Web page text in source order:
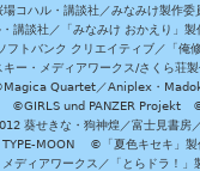
コハル・講談社／みなみけ製作
講談社／「みなみけ おかえり」
フトバンク クリエイティブ／「
キー・メディアワークス/さく
Quartet／Aniplex・
©GIRLS und PANZER Projekt ©
葵せきな・狗神煌／富士見書
MOON ©「夏色キセキ」製
ディアワークス／「とらドラ！